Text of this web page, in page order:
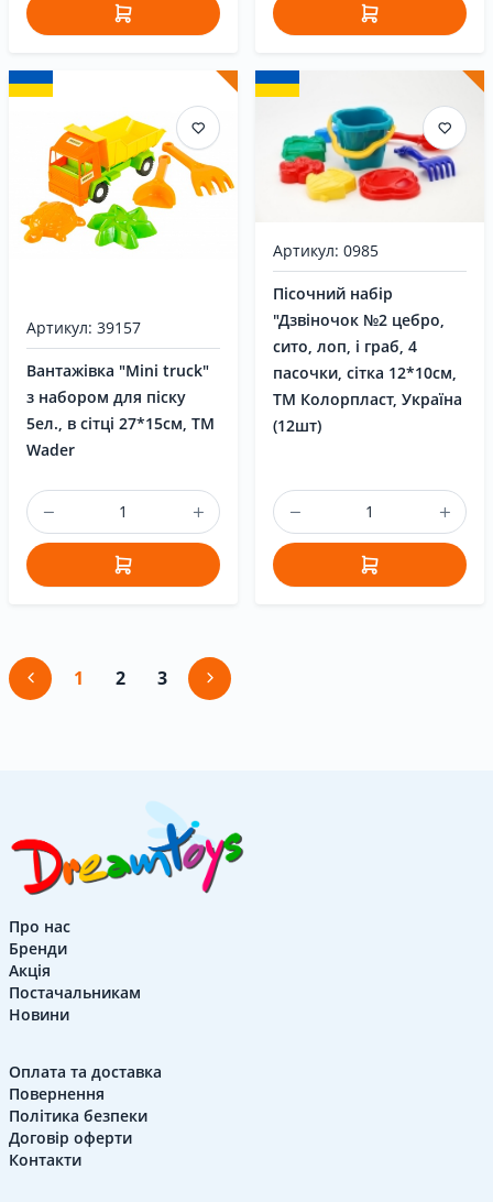
Артикул: 39157
Вантажівка "Mini truck"
з набором для піску
5ел., в сітці 27*15см, ТМ
Wader
Артикул: 0985
Пісочний набір
"Дзвіночок №2 цебро,
сито, лоп, і граб, 4
пасочки, сітка 12*10см,
ТМ Колорпласт, Україна
(12шт)
1 2 3
Про нас
Бренди
Акція
Постачальникам
Новини
Оплата та доставка
Повернення
Політика безпеки
Договір оферти
Контакти